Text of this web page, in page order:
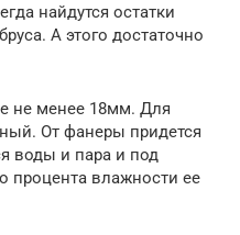
найдутся остатки
А этого достаточно
не менее 18мм. Для
От фанеры придется
воды и пара и под
процента влажности ее